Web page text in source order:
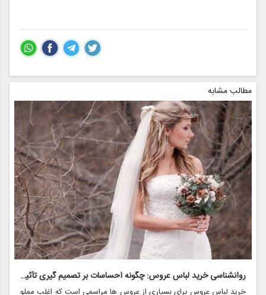
مطالب مشابه
روانشناسی خرید لباس عروس: چگونه احساسات بر تصمیم گیری تأثیر می گذارد
خرید لباس عروس برای بسیاری از عروس ها مراسمی است که اغلب مملو